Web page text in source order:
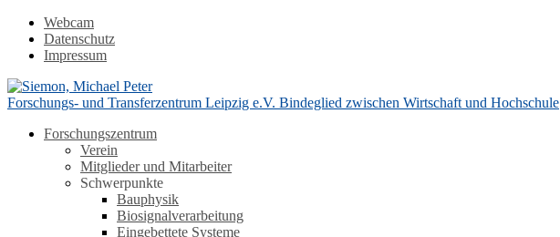
Webcam
Datenschutz
Impressum
Forschungs- und Transferzentrum Leipzig e.V. Bindeglied zwischen Wirtschaft und Hochschule
Forschungszentrum
Verein
Mitglieder und Mitarbeiter
Schwerpunkte
Bauphysik
Biosignalverarbeitung
Eingebettete Systeme